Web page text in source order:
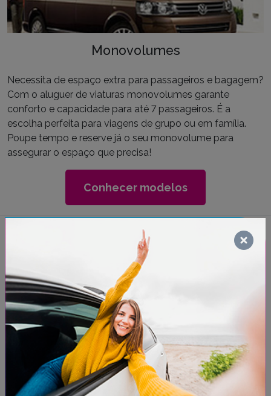
Monovolumes
Necessita de espaço extra para passageiros e bagagem?
Com o aluguer de viaturas monovolumes garante
conforto e capacidade para até 7 passageiros. É a
escolha perfeita para viagens de grupo ou em família.
Poupe tempo e reserve já o seu monovolume para
assegurar o espaço que precisa!
Conhecer modelos
Minibus
Resolva as suas necessidades de transporte em grupo